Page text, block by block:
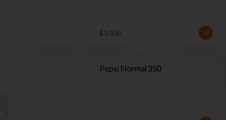
$3.500
Pepsi Normal 350